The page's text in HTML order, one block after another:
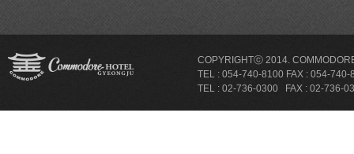
COPYRIGHTⓒ 2014.
TEL : 054-740-8100 FAX : 054-
TEL : 02-736-0300 FAX : 02-736-